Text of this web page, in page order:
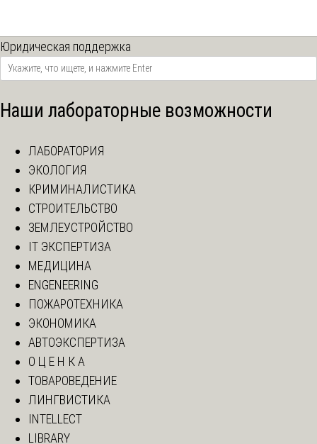
Юридическая поддержка
Наши лабораторные возможности
ЛАБОРАТОРИЯ
ЭКОЛОГИЯ
КРИМИНАЛИСТИКА
СТРОИТЕЛЬСТВО
ЗЕМЛЕУСТРОЙСТВО
IT ЭКСПЕРТИЗА
МЕДИЦИНА
ENGENEERING
ПОЖАРОТЕХНИКА
ЭКОНОМИКА
АВТОЭКСПЕРТИЗА
О Ц Е Н К А
ТОВАРОВЕДЕНИЕ
ЛИНГВИСТИКА
INTELLECT
LIBRARY